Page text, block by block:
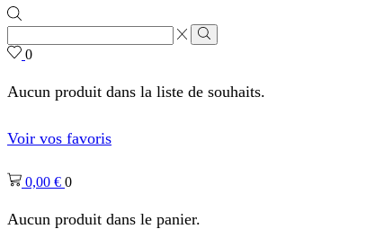
Zone
de
saisie
recherche
Rechercher
0
Aucun produit dans la liste de souhaits.
Voir vos favoris
0,00 € 0
Aucun produit dans le panier.